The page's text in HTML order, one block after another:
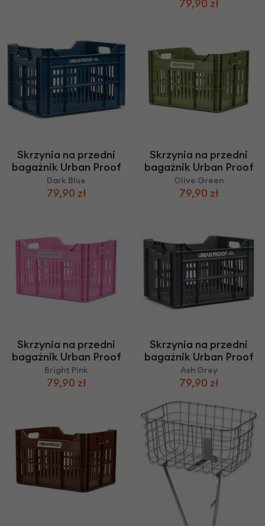
79,90 zł
Skrzynia na przedni
bagażnik Urban Proof
Dark Blue
79,90 zł
Skrzynia na przedni
bagażnik Urban Proof
Olive Green
79,90 zł
Skrzynia na przedni
bagażnik Urban Proof
Bright Pink
79,90 zł
Skrzynia na przedni
bagażnik Urban Proof
Ash Grey
79,90 zł